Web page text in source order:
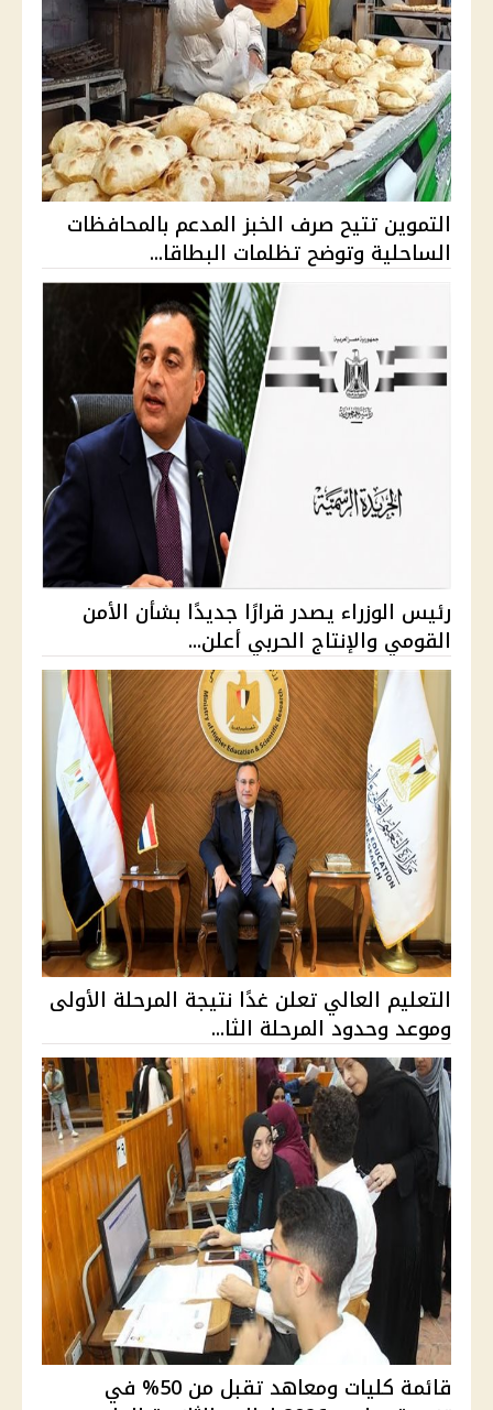
التموين تتيح صرف الخبز المدعم بالمحافظات
الساحلية وتوضح تظلمات البطاقا...
رئيس الوزراء يصدر قرارًا جديدًا بشأن الأمن
القومي والإنتاج الحربي أعلن...
التعليم العالي تعلن غدًا نتيجة المرحلة الأولى
وموعد وحدود المرحلة الثا...
قائمة كليات ومعاهد تقبل من 50% في